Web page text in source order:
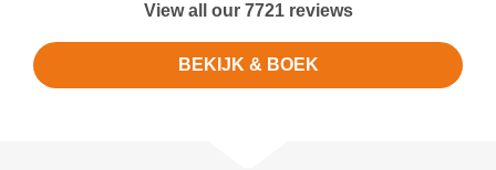
View all our 7721 reviews
BEKIJK & BOEK